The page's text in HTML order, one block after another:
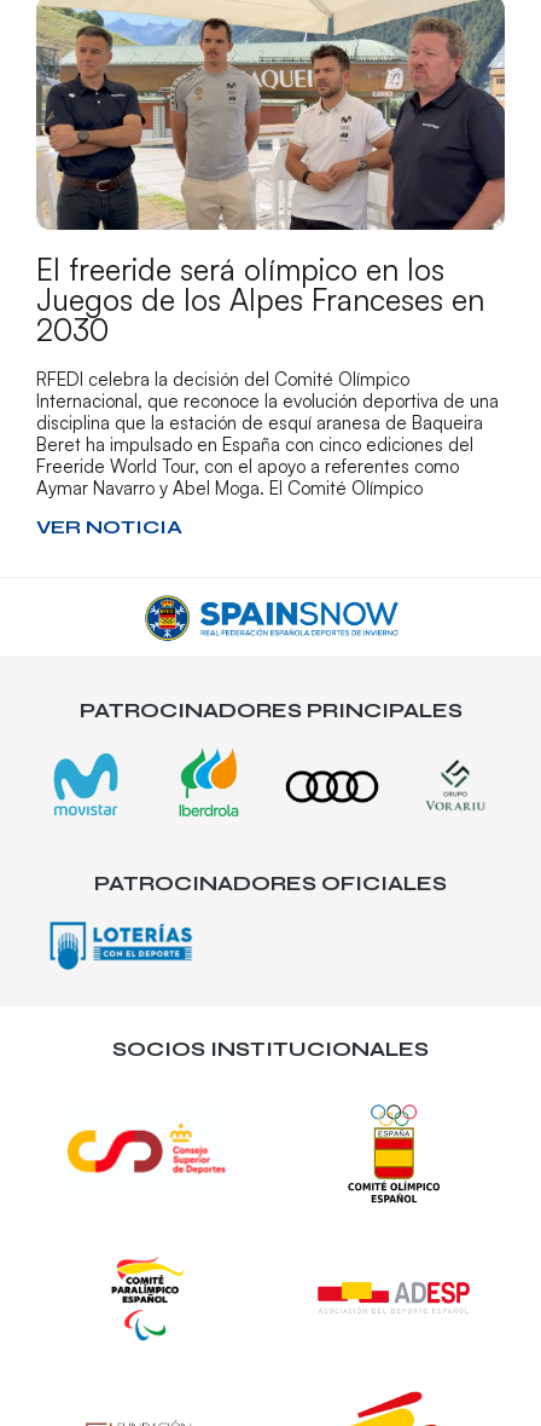
El freeride será olímpico en los
Juegos de los Alpes Franceses en
2030
RFEDI celebra la decisión del Comité Olímpico
Internacional, que reconoce la evolución deportiva de una
disciplina que la estación de esquí aranesa de Baqueira
Beret ha impulsado en España con cinco ediciones del
Freeride World Tour, con el apoyo a referentes como
Aymar Navarro y Abel Moga. El Comité Olímpico
VER NOTICIA
PATROCINADORES PRINCIPALES
PATROCINADORES OFICIALES
SOCIOS INSTITUCIONALES